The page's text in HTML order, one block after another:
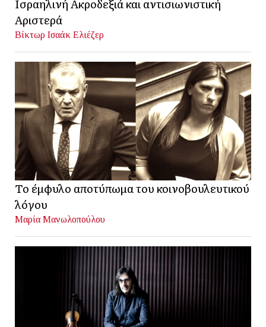
Ισραηλινή Ακροδεξιά και αντισιωνιστική
Αριστερά
Βίκτωρ Ισαάκ Ελιέζερ
Το έμφυλο αποτύπωμα του κοινοβουλευτικού
λόγου
Μαρία Μανωλοπούλου